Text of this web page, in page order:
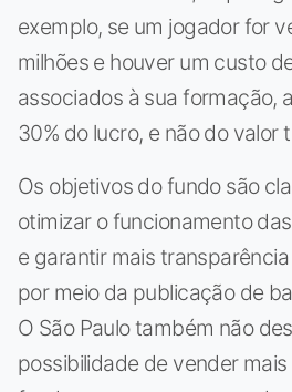
exemplo, se um jogador for
milhões e houver um custo
associados à sua formação,
30% do lucro, e não do valor
Os objetivos do fundo são
otimizar o funcionamento
e garantir mais
por meio da publicação de
O São Paulo também não
possibilidade de vender